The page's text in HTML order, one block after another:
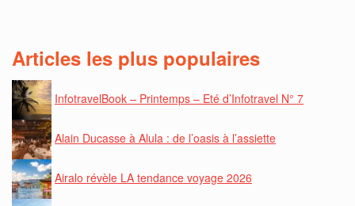
Articles les plus populaires
InfotravelBook – Printemps – Eté d’Infotravel N° 7
Alain Ducasse à Alula : de l’oasis à l’assiette
Airalo révèle LA tendance voyage 2026